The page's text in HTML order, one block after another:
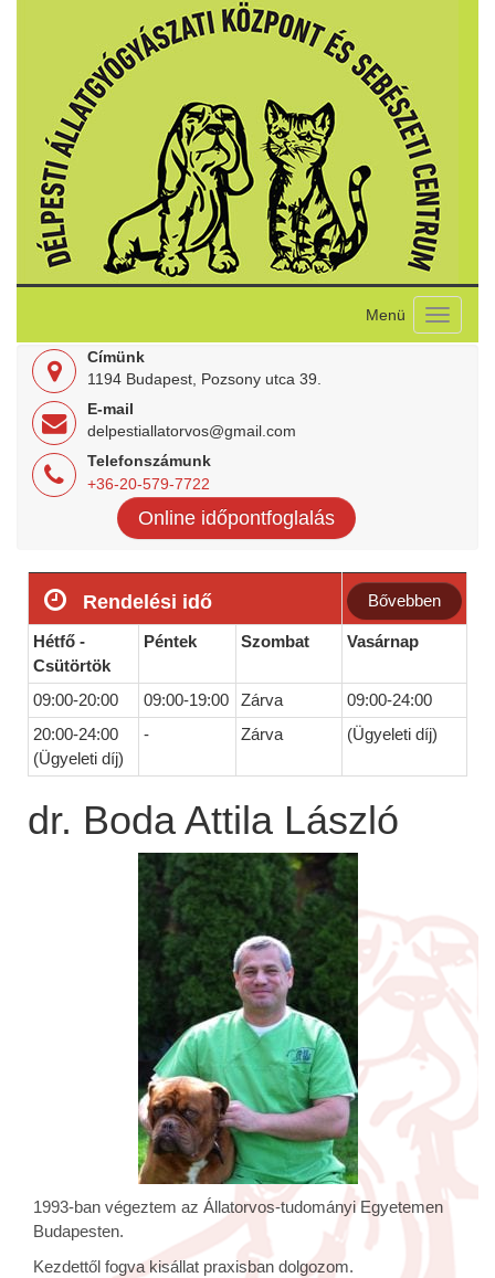
Toggle
Címünk
1194 Budapest, Pozsony utca 39.
E-mail
delpestiallatorvos@gmail.com
Telefonszámunk
+36-20-579-7722
Online időpontfoglalás
Rendelési idő Bővebben
Hétfő -
Csütörtök
Péntek Szombat Vasárnap
09:00-20:00 09:00-19:00 Zárva
09:00-24:00
20:00-24:00
(Ügyeleti díj)
- Zárva (Ügyeleti díj)
dr. Boda Attila László
1993-ban végeztem az Állatorvos-tudományi Egyetemen
Budapesten.
Kezdettől fogva kisállat praxisban dolgozom.